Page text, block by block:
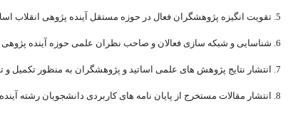
5. تقویت انگیزه پژوهشگران فعال در حوزه مستقل آینده پژوهی انقلاب اسلامی برای حضور مؤثر در عرصه‌ها و مجامع علمی ملی و بین‌المللی
6. شناسایی و شبکه سازی فعالان و صاحب نظران علمی حوزه آینده پژوهی به منظور بهره گیری از این شبکه در تشخیص و حل مسائل در این حوزه
7. انتشار نتایج پژوهش های علمی اساتید و پژوهشگران به منظور تکمیل و توسعه چرخه آینده پژوهی
8. انتشار مقالات مستخرج از پایان نامه های کاربردی دانشجویان رشته آینده پژوهی و سایر رشته های مرتبط